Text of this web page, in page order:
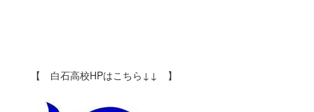
【 白石高校HPはこちら↓↓ 】